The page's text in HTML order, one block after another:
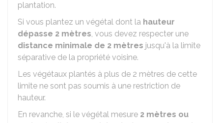
plantation.
Si vous plantez un végétal dont la hauteur
dépasse 2 mètres, vous devez respecter une
distance minimale de 2 mètres jusqu'à la limite
séparative de la propriété voisine.
Les végétaux plantés à plus de 2 mètres de cette
limite ne sont pas soumis à une restriction de
hauteur.
En revanche, si le végétal mesure 2 mètres ou